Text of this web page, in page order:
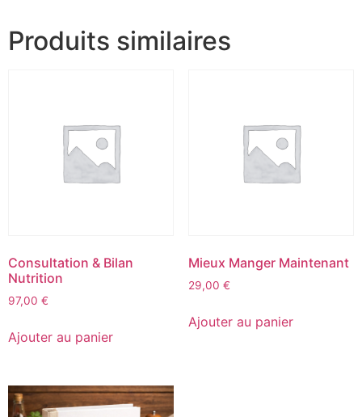
Produits similaires
Consultation & Bilan
Nutrition
97,00 €
Ajouter au panier
Mieux Manger Maintenant
29,00 €
Ajouter au panier